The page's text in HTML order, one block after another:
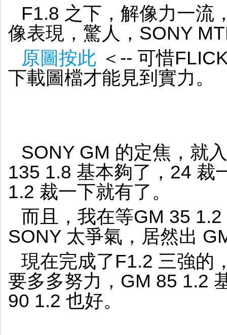
F1.8 之下，解像力一流
像表現，驚人，SONY
原圖按此 ＜-- 可惜
下載圖檔才能見到實力。
SONY GM 的定焦，就
135 1.8 基本夠了，24 裁
1.2 裁一下就有了。
而且，我在等GM 35
SONY 太爭氣，居然出
現在完成了F1.2 三強的
要多多努力，GM 85 1.2
90 1.2 也好。